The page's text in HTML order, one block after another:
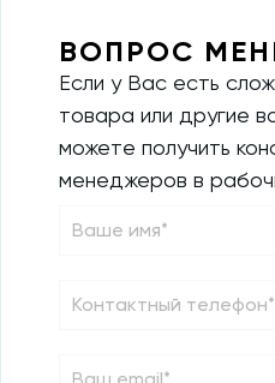
ВОПРОС
Если у Вас есть
товара или другие
можете получить
менеджеров в